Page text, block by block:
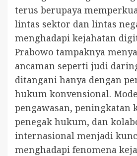
terus berupaya
lintas sektor dan lintas
menghadapi kejahatan
Prabowo tampaknya
ancaman seperti judi
ditangani hanya dengan
hukum konvensional.
pengawasan, peningkatan
penegak hukum, dan
internasional menjadi
menghadapi fenomena